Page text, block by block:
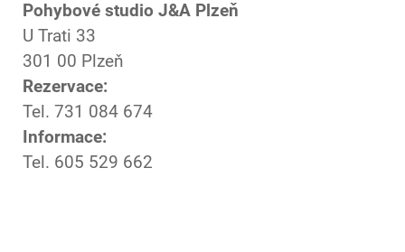
Pohybové studio J&A Plzeň
U Trati 33
301 00 Plzeň
Rezervace:
Tel. 731 084 674
Informace:
Tel. 605 529 662